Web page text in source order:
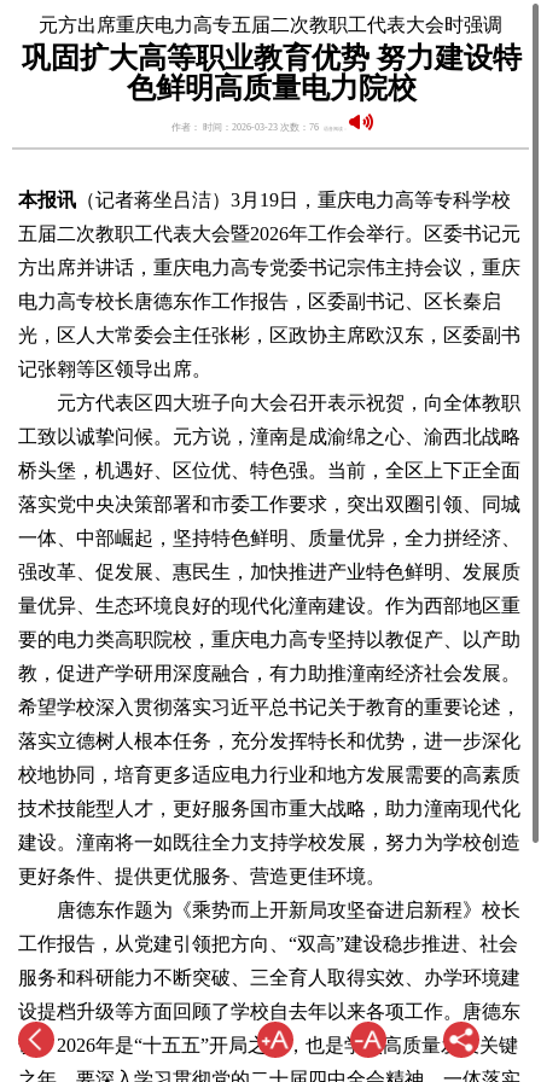
元方出席重庆电力高专五届二次教职工代表大会时强调
巩固扩大高等职业教育优势 努力建设特
色鲜明高质量电力院校
作者： 时间：2026-03-23 次数：76 语音阅读：
本报讯 （记者蒋坐吕洁）3月19日，重庆电力高等专科学校
五届二次教职工代表大会暨2026年工作会举行。区委书记元
方出席并讲话，重庆电力高专党委书记宗伟主持会议，重庆
电力高专校长唐德东作工作报告，区委副书记、区长秦启
光，区人大常委会主任张彬，区政协主席欧汉东，区委副书
记张翱等区领导出席。
元方代表区四大班子向大会召开表示祝贺，向全体教职
工致以诚挚问候。元方说，潼南是成渝绵之心、渝西北战略
桥头堡，机遇好、区位优、特色强。当前，全区上下正全面
落实党中央决策部署和市委工作要求，突出双圈引领、同城
一体、中部崛起，坚持特色鲜明、质量优异，全力拼经济、
强改革、促发展、惠民生，加快推进产业特色鲜明、发展质
量优异、生态环境良好的现代化潼南建设。作为西部地区重
要的电力类高职院校，重庆电力高专坚持以教促产、以产助
教，促进产学研用深度融合，有力助推潼南经济社会发展。
希望学校深入贯彻落实习近平总书记关于教育的重要论述，
落实立德树人根本任务，充分发挥特长和优势，进一步深化
校地协同，培育更多适应电力行业和地方发展需要的高素质
技术技能型人才，更好服务国市重大战略，助力潼南现代化
建设。潼南将一如既往全力支持学校发展，努力为学校创造
更好条件、提供更优服务、营造更佳环境。
唐德东作题为《乘势而上开新局攻坚奋进启新程》校长
工作报告，从党建引领把方向、“双高”建设稳步推进、社会
服务和科研能力不断突破、三全育人取得实效、办学环境建
设提档升级等方面回顾了学校自去年以来各项工作。唐德东
说，2026年是“十五五”开局之年，也是学校高质量发展关键